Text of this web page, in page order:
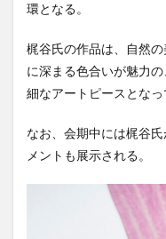
環となる。
梶谷氏の作品は、自然
に深まる色合いが魅力
細なアートピースとなっ
なお、会期中には梶谷
メントも展示される。